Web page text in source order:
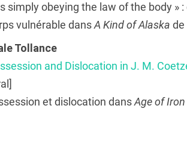
simply obeying the law of the body »
vulnérable dansA Kind of Alaska de
Tollance
and Dislocation in J. M.
et dislocation dansAge of Iron